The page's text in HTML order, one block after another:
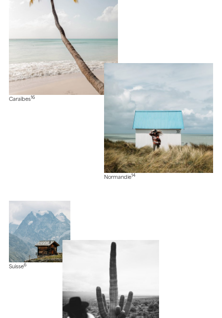
Caraïbes16
Normandie14
Suisse6